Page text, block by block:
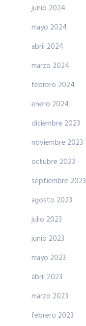
junio 2024
mayo 2024
abril 2024
marzo 2024
febrero 2024
enero 2024
diciembre 2023
noviembre 2023
octubre 2023
septiembre 2023
agosto 2023
julio 2023
junio 2023
mayo 2023
abril 2023
marzo 2023
febrero 2023